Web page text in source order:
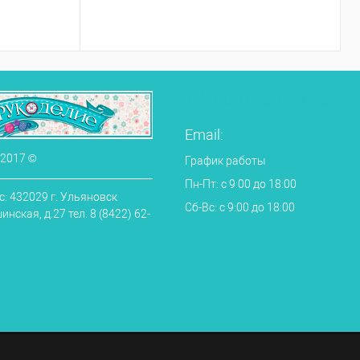
©
432029 г. Ульяновск
д.27 тел. 8 (8422) 62-
Email:
График работы
Пн-Пт: с 9:00 до 18:00
Сб-Вс: с 9:00 до 18:00